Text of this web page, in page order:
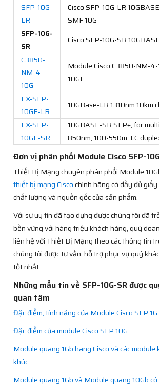
SFP-10G-
LR
Cisco SFP-10G-LR
SMF 10G
SFP-10G-
SR
Cisco SFP-10G-SR
C3850-
NM-4-
10G
Module Cisco C3850-NM-
10GE
EX-SFP-
10GE-LR
10GBase-LR 1310nm 10km
EX-SFP-
10GE-SR
10GBASE-SR SFP+, for
850nm, 100-550m, LC
Đơn vị phân phối Module Cisco SFP-
Thiết Bị Mạng chuyên phân phối Module
thiết bị mạng Ciscochính hãng có đầy đủ giấy
chất lượng và nguồn gốc của sản phẩm.
Với sự uy tín đã tạo dựng được chúng tôi đã
bền vững với hàng triệu khách hàng, quý
liên hệ với Thiết Bị Mạng theo các thông tin
chúng tôi được tư vấn, hỗ trợ phục vụ quý
tốt nhất.
Những mẩu tin về SFP-10G-SR được
quan tâm
Đặc điểm, tính năng của Module Cisco SFP 1G
Đặc điểm của module Cisco SFP 10G
Module quang 1Gb hãng Cisco và các module
khúc
Module quang 1Gb và Module quang 10Gb